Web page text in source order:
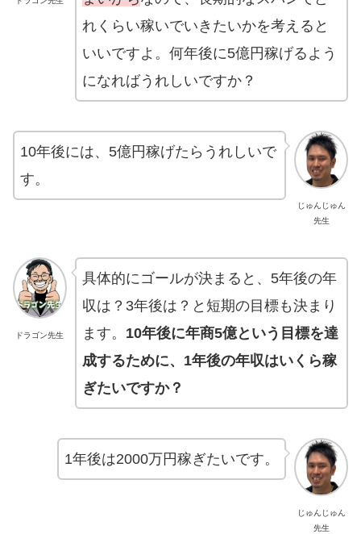
れくらい稼いでいきたいかを考えると
いいですよ。何年後に5億円稼げるよう
になればうれしいですか？
じゅんじゅん
先生
10年後には、5億円稼げたらうれしいで
す。
ドラゴン先生
具体的にゴールが決まると、5年後の年
収は？3年後は？と短期の目標も決まり
ます。 10年後に年商5億という目標を達
成するために、1年後の年収はいくら稼
ぎたいですか？
じゅんじゅん
先生
1年後は2000万円稼ぎたいです。